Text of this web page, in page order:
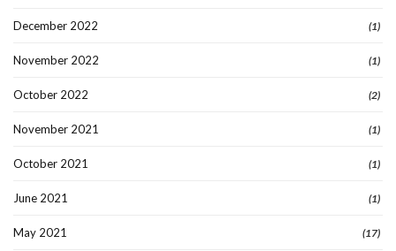
December 2022 (1)
November 2022 (1)
October 2022 (2)
November 2021 (1)
October 2021 (1)
June 2021 (1)
May 2021 (17)